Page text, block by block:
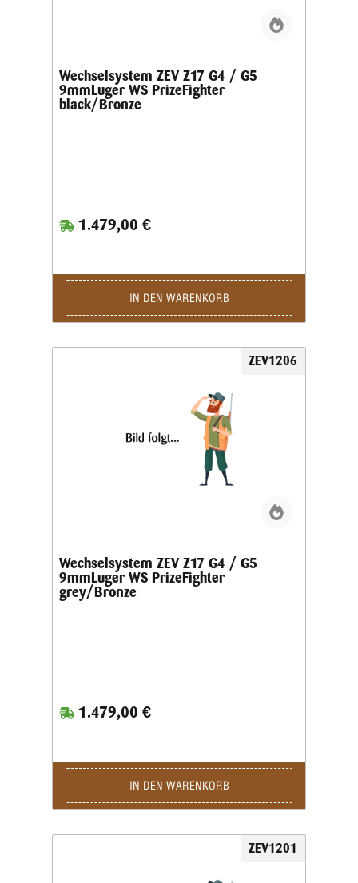
Wechselsystem ZEV Z17 G4 / G5
9mmLuger WS PrizeFighter
black/Bronze
1.479,00 €
IN DEN WARENKORB
ZEV1206
Wechselsystem ZEV Z17 G4 / G5
9mmLuger WS PrizeFighter
grey/Bronze
1.479,00 €
IN DEN WARENKORB
ZEV1201